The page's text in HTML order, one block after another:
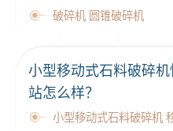
破碎机 圆锥破碎机
小型移动式石料破碎
站怎么样？
小型移动式石料破碎机